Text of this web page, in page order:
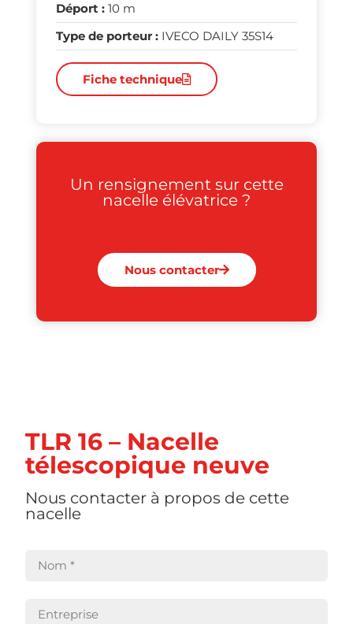
Déport :10 m
Type de porteur :IVECO DAILY 35S14
Fiche technique
Un rensignement sur cette
nacelle élévatrice ?
Nous contacter
TLR 16 – Nacelle
télescopique neuve
Nous contacter à propos de cette
nacelle